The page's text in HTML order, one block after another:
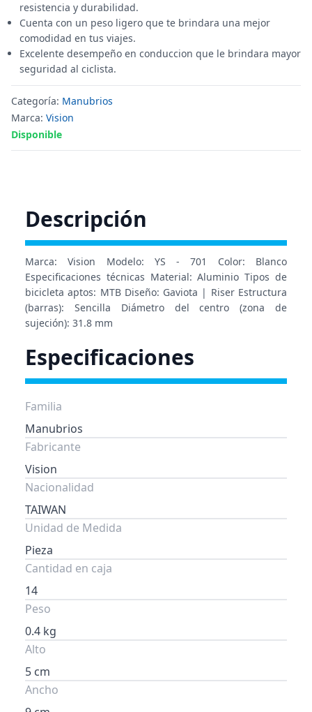
resistencia y durabilidad.
Cuenta con un peso ligero que te brindara una mejor
comodidad en tus viajes.
Excelente desempeño en conduccion que le brindara mayor
seguridad al ciclista.
Categoría: Manubrios
Marca: Vision
Disponible
Descripción
Marca: Vision Modelo: YS - 701 Color: Blanco
Especificaciones técnicas Material: Aluminio Tipos de
bicicleta aptos: MTB Diseño: Gaviota | Riser Estructura
(barras): Sencilla Diámetro del centro (zona de
sujeción): 31.8 mm
Especificaciones
Familia
Manubrios
Fabricante
Vision
Nacionalidad
TAIWAN
Unidad de Medida
Pieza
Cantidad en caja
14
Peso
0.4 kg
Alto
5 cm
Ancho